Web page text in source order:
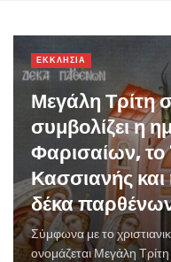
Μεγάλη Τρίτη
συμβολίζει η
Φαρισαίων, το
Κασσιανής
δέκα
Σύμφωνα με το
ονομάζεται Μεγάλη
ΕΚΚΛΗΣΙΑ